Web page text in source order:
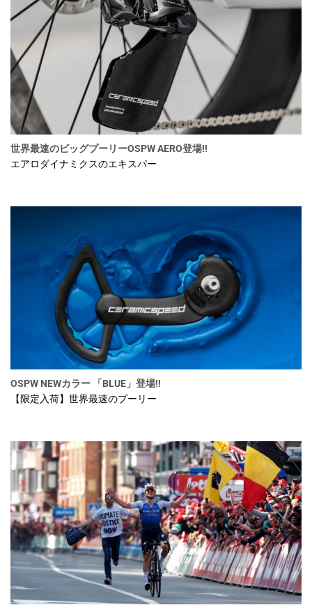
世界最速のビッグプーリーOSPW AERO登場!!
エアロダイナミクスのエキスパー
OSPW NEWカラー 「BLUE」登場!!
【限定入荷】世界最速のプーリー